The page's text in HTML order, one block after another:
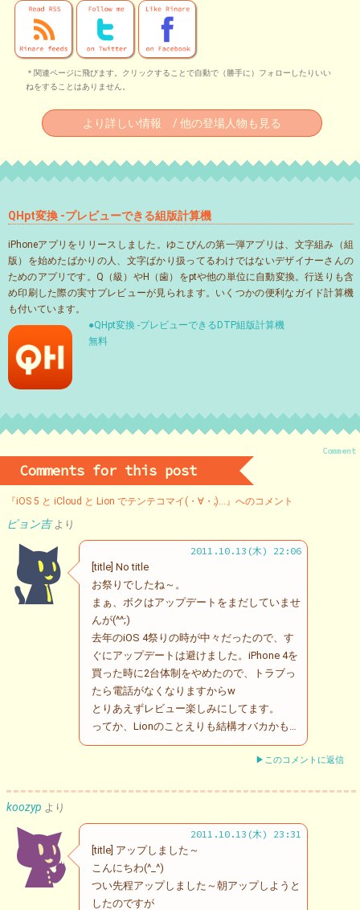
＊関連ページに飛びます。クリックすることで自動で（勝手に）フォローしたりいい
ねをすることはありません。
より詳しい情報 / 他の登場人物も見る
QHpt変換 -プレビューできる組版計算機
iPhoneアプリをリリースしました。ゆこびんの第一弾アプリは、文字組み（組
版）を始めたばかりの人、文字ばかり扱ってるわけではないデザイナーさんの
ためのアプリです。Q（級）やH（歯）をptや他の単位に自動変換。行送りも含
め印刷した際の実寸プレビューが見られます。いくつかの便利なガイド計算機
も付いています。
●QHpt変換 -プレビューできるDTP組版計算機
無料
Comment
Comments for this post
『iOS 5 と iCloud と Lion でテンテコマイ(・∀・;)…』へのコメント
ピョン吉 より
2011.10.13(木) 22:06
[title] No title
お祭りでしたね～。
まぁ、ボクはアップデートをまだしていませ
んが(^^;)
去年のiOS 4祭りの時が中々だったので、す
ぐにアップデートは避けました。iPhone 4を
買った時に2台体制をやめたので、トラブっ
たら電話がなくなりますからw
とりあえずレビュー楽しみにしてます。
ってか、Lionのことえりも結構オバカかも…
▶このコメントに返信
koozyp より
2011.10.13(木) 23:31
[title] アップしました～
こんにちわ(^_^)
つい先程アップしました～朝アップしようと
したのですが